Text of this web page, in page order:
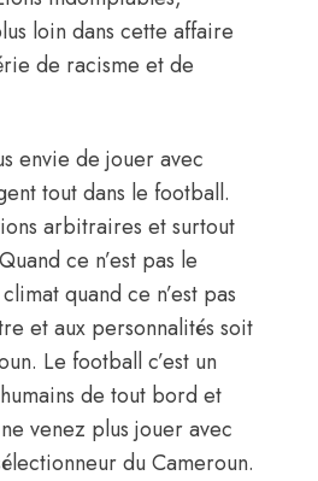
loin dans cette affaire
de racisme et de
envie de jouer avec
tout dans le football.
arbitraires et surtout
ce n’est pas le
quand ce n’est pas
et aux personnalités soit
Le football c’est un
de tout bord et
venez plus jouer avec
du Cameroun.